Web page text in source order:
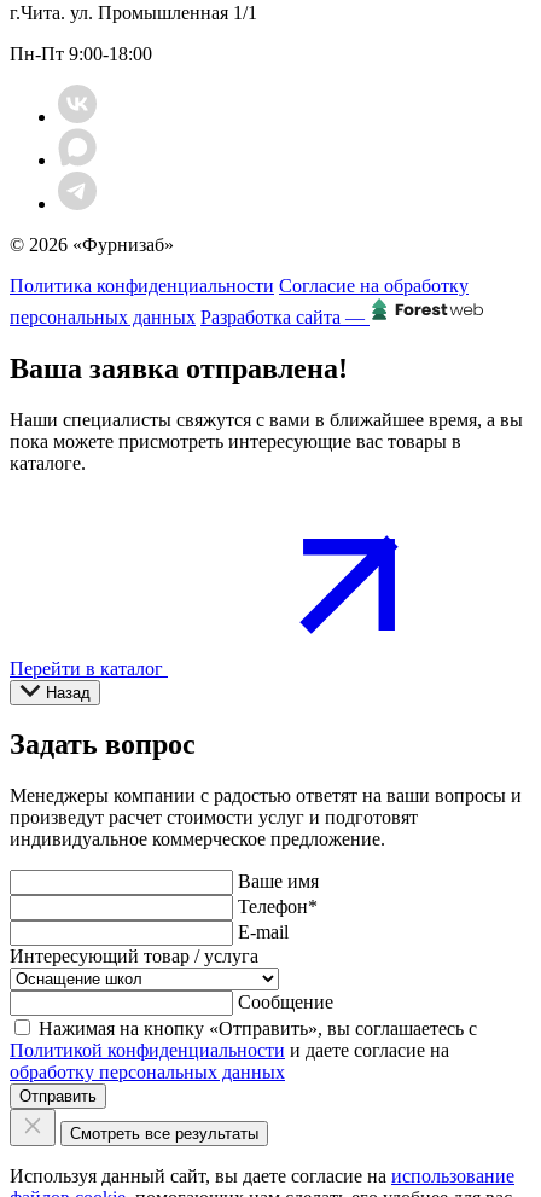
г.Чита. ул. Промышленная 1/1
Пн-Пт 9:00-18:00
© 2026 «Фурнизаб»
Политика конфиденциальности Согласие на обработку
персональных данных Разработка сайта —
Ваша заявка отправлена!
Наши специалисты свяжутся с вами в ближайшее время, а вы
пока можете присмотреть интересующие вас товары в
каталоге.
Перейти в каталог
Назад
Задать вопрос
Менеджеры компании с радостью ответят на ваши вопросы и
произведут расчет стоимости услуг и подготовят
индивидуальное коммерческое предложение.
Ваше имя
Телефон*
E-mail
Интересующий товар / услуга
Сообщение
Нажимая на кнопку «Отправить», вы соглашаетесь с
Политикой конфиденциальности и даете согласие на
обработку персональных данных
Отправить
Смотреть все результаты
Используя данный сайт, вы даете согласие на использование